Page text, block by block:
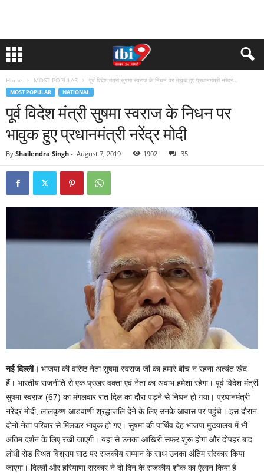
Home MOST POPULAR पूर्व विदेश मंत्री सुषमा स्वराज के निधन पर भावुक हुए प्रधानमंत्री नरेंद्र...
MOST POPULAR NATIONAL
पूर्व विदेश मंत्री सुषमा स्वराज के निधन पर
भावुक हुए प्रधानमंत्री नरेंद्र मोदी
By Shailendra Singh - August 7, 2019 1902 35
नई दिल्ली। भाजपा की वरिष्ठ नेता सुषमा स्वराज जी का हमारे बीच न रहना अत्यंत खेद
हैं। भारतीय राजनीति से एक प्रखर वक्ता एवं नेता का अवाभ हमेशा रहेगा। पूर्व विदेश मंत्री
सुषमा स्वराज (67) का मंगलवार रात दिल का दौरा पड़ने से निधन हो गया। प्रधानमंत्री
नरेंद्र मोदी, लालकृष्ण आडवाणी श्रद्धांजलि देने के लिए उनके आवास पर पहुंचे। इस दौरान
दोनों नेता परिवार से मिलकर भावुक हो गए। सुषमा की पार्थिव देह भाजपा मुख्यालय में भी
अंतिम दर्शन के लिए रखी जाएगी। यहां से उनका आखिरी सफर शुरू होगा और दोपहर बाद
लोधी रोड स्थित विश्राम घाट पर राजकीय सम्मान के साथ उनका अंतिम संस्कार किया
जाएगा। दिल्ली और हरियाणा सरकार ने दो दिन के राजकीय शोक का ऐलान किया है